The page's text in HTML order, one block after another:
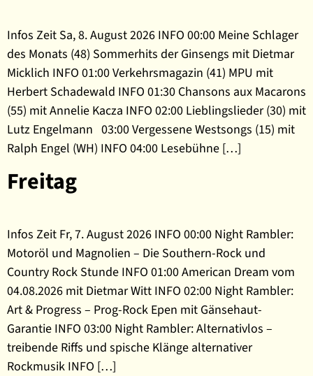
Infos Zeit Sa, 8. August 2026 INFO 00:00 Meine Schlager
des Monats (48) Sommerhits der Ginsengs mit Dietmar
Micklich INFO 01:00 Verkehrsmagazin (41) MPU mit
Herbert Schadewald INFO 01:30 Chansons aux Macarons
(55) mit Annelie Kacza INFO 02:00 Lieblingslieder (30) mit
Lutz Engelmann 03:00 Vergessene Westsongs (15) mit
Ralph Engel (WH) INFO 04:00 Lesebühne […]
Freitag
Infos Zeit Fr, 7. August 2026 INFO 00:00 Night Rambler:
Motoröl und Magnolien – Die Southern-Rock und
Country Rock Stunde INFO 01:00 American Dream vom
04.08.2026 mit Dietmar Witt INFO 02:00 Night Rambler:
Art & Progress – Prog-Rock Epen mit Gänsehaut-
Garantie INFO 03:00 Night Rambler: Alternativlos –
treibende Riffs und spische Klänge alternativer
Rockmusik INFO […]